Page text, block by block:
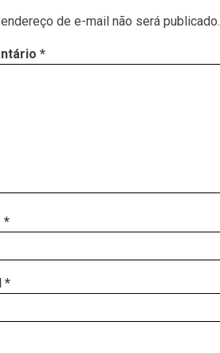
de e-mail não será publicado.
*
*
*